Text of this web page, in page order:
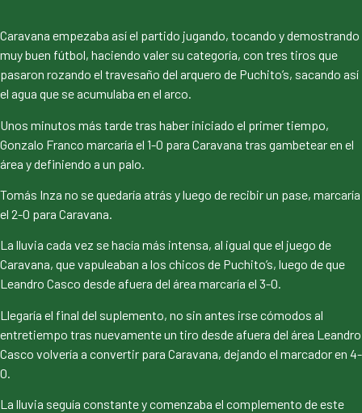
Caravana empezaba así el partido jugando, tocando y demostrando
muy buen fútbol, haciendo valer su categoría, con tres tiros que
pasaron rozando el travesaño del arquero de Puchito’s, sacando así
el agua que se acumulaba en el arco.
Unos minutos más tarde tras haber iniciado el primer tiempo,
Gonzalo Franco marcaría el 1-0 para Caravana tras gambetear en el
área y definiendo a un palo.
Tomás Inza no se quedaría atrás y luego de recibir un pase, marcaría
el 2-0 para Caravana.
La lluvia cada vez se hacía más intensa, al igual que el juego de
Caravana, que vapuleaban a los chicos de Puchito’s, luego de que
Leandro Casco desde afuera del área marcaría el 3-0.
Llegaría el final del suplemento, no sin antes irse cómodos al
entretiempo tras nuevamente un tiro desde afuera del área Leandro
Casco volvería a convertir para Caravana, dejando el marcador en 4-
0.
La lluvia seguía constante y comenzaba el complemento de este